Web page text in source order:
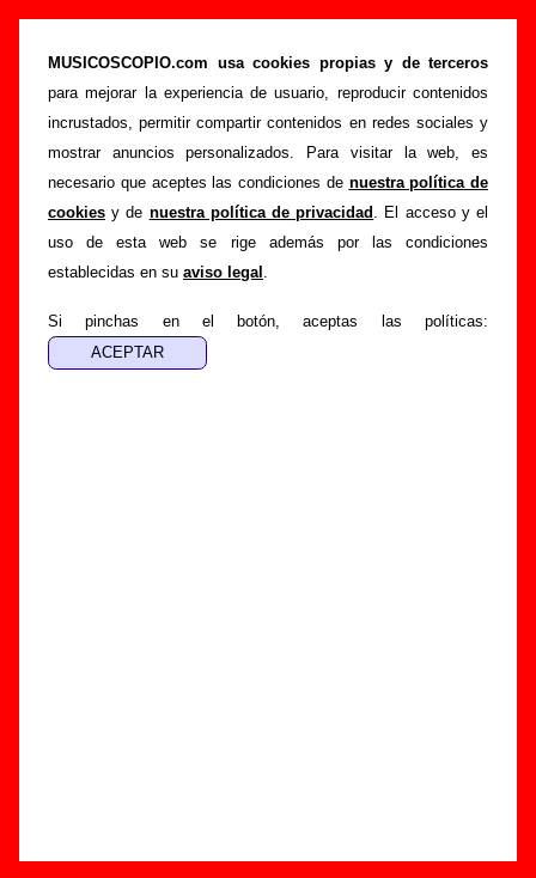
MUSICOSCOPIO.com usa cookies propias y de terceros
para mejorar la experiencia de usuario, reproducir contenidos
incrustados, permitir compartir contenidos en redes sociales y
mostrar anuncios personalizados. Para visitar la web, es
necesario que aceptes las condiciones de nuestra política de
cookies y de nuestra política de privacidad . El acceso y el
uso de esta web se rige además por las condiciones
establecidas en su aviso legal .
Si pinchas en el botón, aceptas las políticas:
“Sixty”, canción de Automatics (Letra e
información)
Portada >Automatics >Canciones > Sixty
Esta página pretende recopilar todo tipo de información
sobre lacanción "Sixty" interpretada porAutomatics
Además de su letra, también aparecerá información sobre el
autor o los autores, sobre los discos en los que está incluido
este tema, sobre la grabación del mismo, sobre versiones a
información adicional, puedes ayudar acompletar esta
información.
“Cesárea” (CD / LP de vinilo)